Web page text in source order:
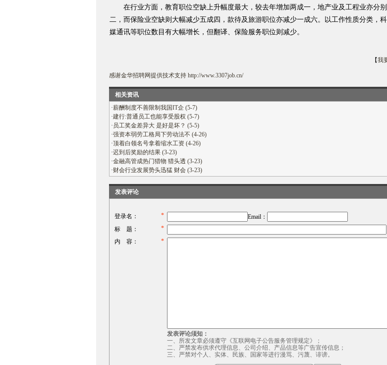
在行业方面，教育职位空缺上升幅度最大，较去年增加两成一，地产业及工程业亦分
二，而保险业空缺则大幅减少五成四，款待及旅游职位亦减少一成六。以工作性质分类，
媒通讯等职位数目有大幅增长，但翻译、保险服务职位则减少。
【我
感谢金华招聘网提供技术支持 http://www.3307job.cn/
相关资讯
·薪酬制度不善限制我国IT企 (5-7)
·建行:普通员工也能享受股权 (5-7)
· 员工奖金差异大 是好是坏？ (5-5)
·强资本弱劳工格局下劳动法不 (4-26)
·顶着白领名号拿着缩水工资 (4-26)
·迟到后奖励的结果 (3-23)
·金融高管成热门猎物 猎头透 (3-23)
·财会行业发展势头迅猛 财会 (3-23)
发表评论
登录名：
*
Email：
标 题：
*
内 容：
*
发表评论须知：
一、所发文章必须遵守《互联网电子公告服务管理规定》；
二、严禁发布供求代理信息、公司介绍、产品信息等广告宣传信息；
三、严禁对个人、实体、民族、国家等进行漫骂、污蔑、诽谤。